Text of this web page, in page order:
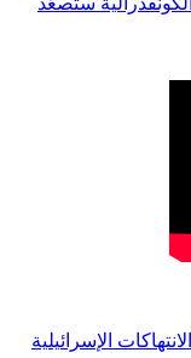
الإسرائيلية